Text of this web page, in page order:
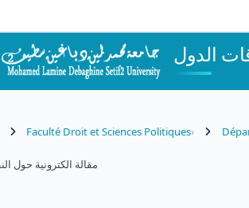
coursFaculté Droit et Sciences Politiques
مقالة الكترونية حول